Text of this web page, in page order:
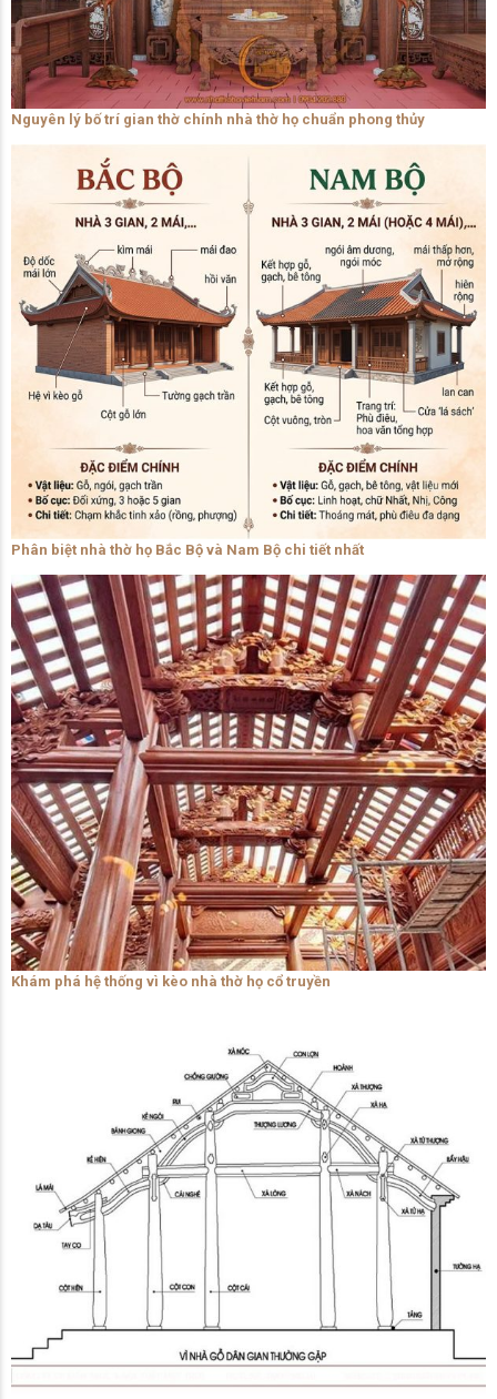
Nguyên lý bố trí gian thờ chính nhà thờ họ chuẩn phong thủy
Phân biệt nhà thờ họ Bắc Bộ và Nam Bộ chi tiết nhất
Khám phá hệ thống vì kèo nhà thờ họ cổ truyền